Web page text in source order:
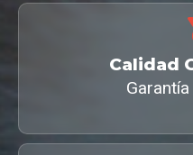
Calidad